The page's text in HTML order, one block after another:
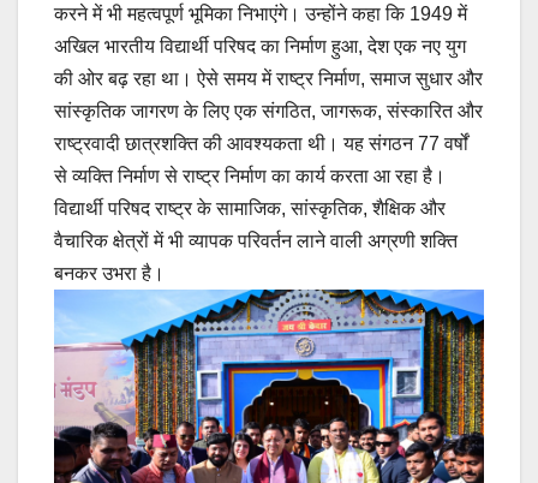
करने में भी महत्वपूर्ण भूमिका निभाएंगे। उन्होंने कहा कि 1949 में
अखिल भारतीय विद्यार्थी परिषद का निर्माण हुआ, देश एक नए युग
की ओर बढ़ रहा था। ऐसे समय में राष्ट्र निर्माण, समाज सुधार और
सांस्कृतिक जागरण के लिए एक संगठित, जागरूक, संस्कारित और
राष्ट्रवादी छात्रशक्ति की आवश्यकता थी। यह संगठन 77 वर्षों
से व्यक्ति निर्माण से राष्ट्र निर्माण का कार्य करता आ रहा है।
विद्यार्थी परिषद राष्ट्र के सामाजिक, सांस्कृतिक, शैक्षिक और
वैचारिक क्षेत्रों में भी व्यापक परिवर्तन लाने वाली अग्रणी शक्ति
बनकर उभरा है।